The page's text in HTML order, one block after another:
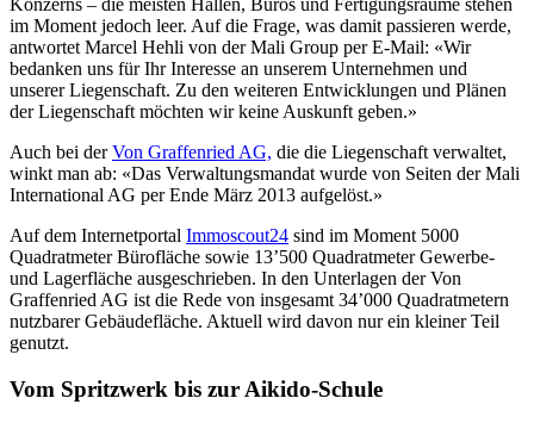
Konzerns – die meisten Hallen, Büros und Fertigungsräume stehen
im Moment jedoch leer. Auf die Frage, was damit passieren werde,
antwortet Marcel Hehli von der Mali Group per E-Mail: «Wir
bedanken uns für Ihr Interesse an unserem Unternehmen und
unserer Liegenschaft. Zu den weiteren Entwicklungen und Plänen
der Liegenschaft möchten wir keine Auskunft geben.»
Auch bei derVon Graffenried AG, die die Liegenschaft verwaltet,
winkt man ab: «Das Verwaltungsmandat wurde von Seiten der Mali
International AG per Ende März 2013 aufgelöst.»
Auf dem Internetportal Immoscout24 sind im Moment 5000
Quadratmeter Bürofläche sowie 13’500 Quadratmeter Gewerbe-
und Lagerfläche ausgeschrieben. In den Unterlagen der Von
Graffenried AG ist die Rede von insgesamt 34’000 Quadratmetern
nutzbarer Gebäudefläche. Aktuell wird davon nur ein kleiner Teil
genutzt.
Vom Spritzwerk bis zur Aikido-Schule